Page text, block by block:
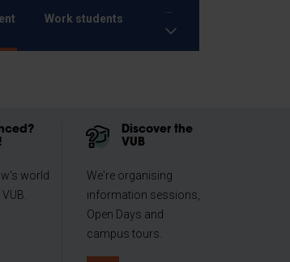
Work students
...
world
Discover the
VUB
We're organising
information sessions,
Open Days and
campus tours.